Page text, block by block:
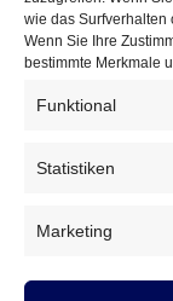
wie das Surfverhalten
Wenn Sie Ihre
bestimmte Merkmale
Funktional
Statistiken
Marketing
DAS
Celan – Das
August 2026
Achim Raven